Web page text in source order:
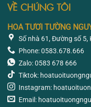
VỀ CHÚNG TÔI
HOA TƯƠI TƯỜNG
Số nhà 61, Đường số 5,
Phone: 0583.678.666
Zalo: 0583 678 666
Tiktok:
Instagram:
Email: